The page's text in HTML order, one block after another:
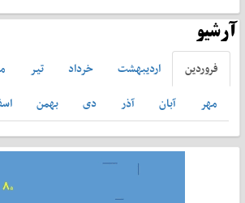
آرشیو
فروردين ارديبهشت خرداد تير
مهر
آبان آذر دی بهمن